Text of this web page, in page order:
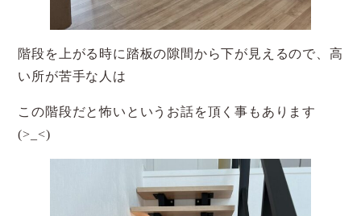
階段を上がる時に踏板の隙間から下が見えるので、高
い所が苦手な人は
この階段だと怖いというお話を頂く事もあります
(>_<)